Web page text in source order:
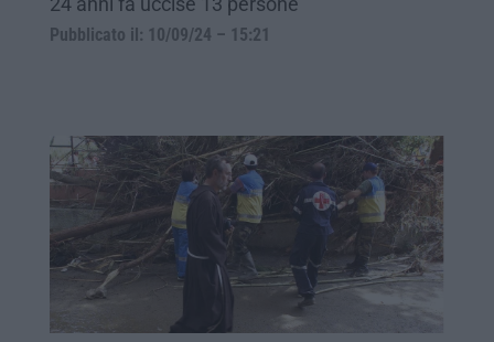
Pubblicato il: 10/09/24 – 15:21